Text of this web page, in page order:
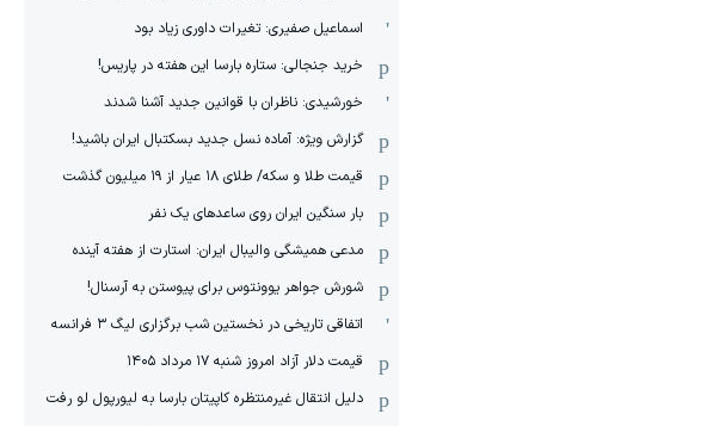
اسماعیل صفیری: تغیرات داوری زیاد بود
خرید جنجالی: ستاره بارسا این هفته در پاریس!
خورشیدی: ناظران با قوانین جدید آشنا شدند
گزارش ویژه‌: آماده نسل جدید بسکتبال ایران باشید!
قیمت طلا و سکه/ طلای ۱۸ عیار از ۱۹ میلیون گذشت
بار سنگین ایران روی ساعدهای یک نفر
مدعی همیشگی والیبال ایران: استارت از هفته آینده
شورش جواهر یوونتوس برای پیوستن به آرسنال!
اتفاقی تاریخی در نخستین شب برگزاری لیگ ۳ فرانسه
قیمت دلار آزاد امروز شنبه ۱۷ مرداد ۱۴۰۵
دلیل انتقال غیرمنتظره کاپیتان بارسا به لیورپول لو رفت